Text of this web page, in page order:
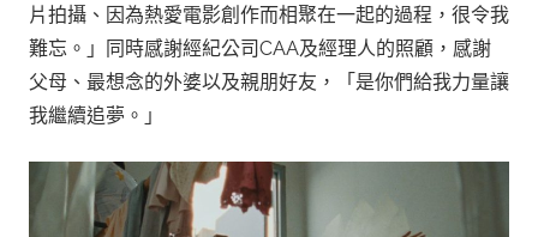
片拍攝、因為熱愛電影創作而相聚在一起的過程，很令我
難忘。」同時感謝經紀公司CAA及經理人的照顧，感謝
父母、最想念的外婆以及親朋好友，「是你們給我力量讓
我繼續追夢。」